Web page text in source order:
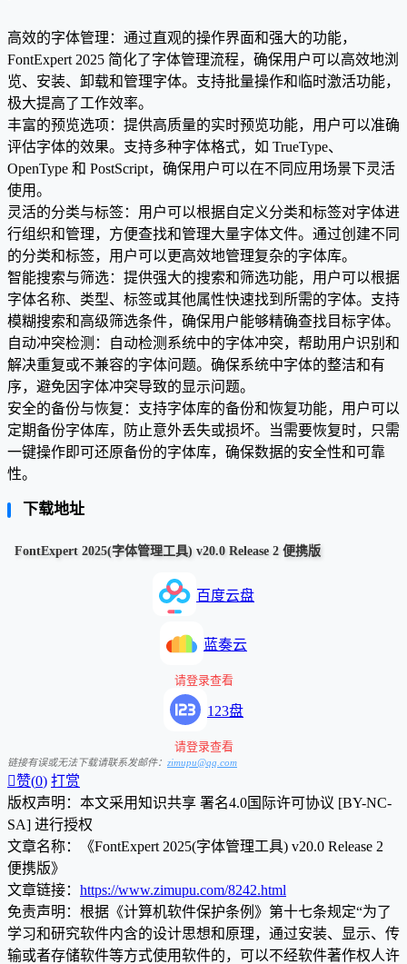
高效的字体管理：通过直观的操作界面和强大的功能，
FontExpert 2025 简化了字体管理流程，确保用户可以高效地浏
览、安装、卸载和管理字体。支持批量操作和临时激活功能，
极大提高了工作效率。
丰富的预览选项：提供高质量的实时预览功能，用户可以准确
评估字体的效果。支持多种字体格式，如 TrueType、
OpenType 和 PostScript，确保用户可以在不同应用场景下灵活
使用。
灵活的分类与标签：用户可以根据自定义分类和标签对字体进
行组织和管理，方便查找和管理大量字体文件。通过创建不同
的分类和标签，用户可以更高效地管理复杂的字体库。
智能搜索与筛选：提供强大的搜索和筛选功能，用户可以根据
字体名称、类型、标签或其他属性快速找到所需的字体。支持
模糊搜索和高级筛选条件，确保用户能够精确查找目标字体。
自动冲突检测：自动检测系统中的字体冲突，帮助用户识别和
解决重复或不兼容的字体问题。确保系统中字体的整洁和有
序，避免因字体冲突导致的显示问题。
安全的备份与恢复：支持字体库的备份和恢复功能，用户可以
定期备份字体库，防止意外丢失或损坏。当需要恢复时，只需
一键操作即可还原备份的字体库，确保数据的安全性和可靠
性。
下载地址
FontExpert 2025(字体管理工具) v20.0 Release 2 便携版
百度云盘
蓝奏云
请登录查看
123盘
请登录查看
链接有误或无法下载请联系发邮件： zimupu@qq.com
赞(0) 打赏
版权声明：本文采用知识共享 署名4.0国际许可协议 [BY-NC-
SA] 进行授权
文章名称：《FontExpert 2025(字体管理工具) v20.0 Release 2
便携版》
文章链接： https://www.zimupu.com/8242.html
免责声明：根据《计算机软件保护条例》第十七条规定“为了
学习和研究软件内含的设计思想和原理，通过安装、显示、传
输或者存储软件等方式使用软件的，可以不经软件著作权人许